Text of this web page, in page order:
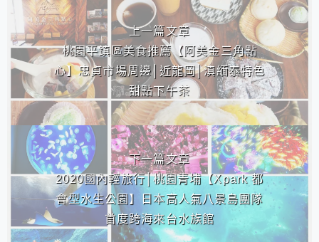
相連文章
上一篇文章
桃園平鎮區美食推薦【阿美金三角點
心】忠貞市場周邊│近龍岡│滇緬泰特色
甜點下午茶
下一篇文章
2020國內輕旅行│桃園青埔【Xpark 都
會型水生公園】日本高人氣八景島團隊
首度跨海來台水族館